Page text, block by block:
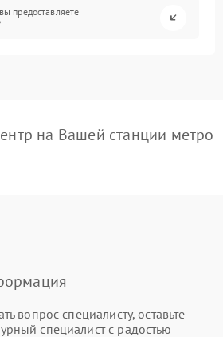
предоставляете
на Вашей станции метро
вопрос специалисту, оставьте
специалист с радостью